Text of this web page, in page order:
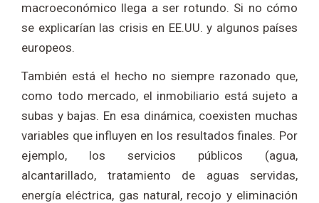
macroeconómico llega a ser rotundo. Si no cómo
se explicarían las crisis en EE.UU. y algunos países
europeos.
También está el hecho no siempre razonado que,
como todo mercado, el inmobiliario está sujeto a
subas y bajas. En esa dinámica, coexisten muchas
variables que influyen en los resultados finales. Por
ejemplo, los servicios públicos (agua,
alcantarillado, tratamiento de aguas servidas,
energía eléctrica, gas natural, recojo y eliminación